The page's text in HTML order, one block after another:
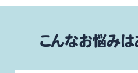
こんなお悩みは